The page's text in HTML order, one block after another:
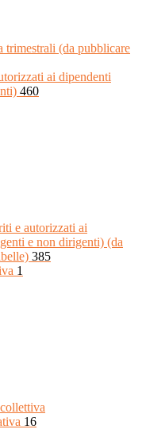
trimestrali (da pubblicare
ai dipendenti
460
e autorizzati ai
e non dirigenti) (da
385
1
16